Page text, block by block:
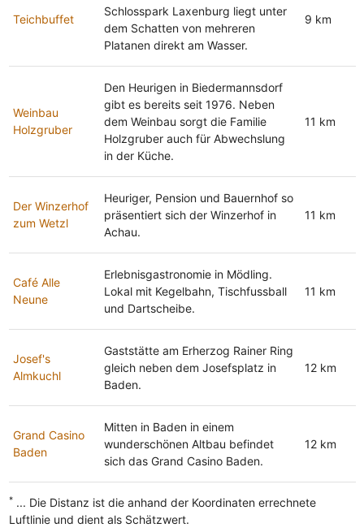
Teichbuffet
Schlosspark Laxenburg liegt unter
dem Schatten von mehreren
Platanen direkt am Wasser.
9 km
Weinbau
Holzgruber
Den Heurigen in Biedermannsdorf
gibt es bereits seit 1976. Neben
dem Weinbau sorgt die Familie
Holzgruber auch für Abwechslung
in der Küche.
11 km
Der Winzerhof
zum Wetzl
Heuriger, Pension und Bauernhof so
präsentiert sich der Winzerhof in
Achau.
11 km
Café Alle
Neune
Erlebnisgastronomie in Mödling.
Lokal mit Kegelbahn, Tischfussball
und Dartscheibe.
11 km
Josef's
Almkuchl
Gaststätte am Erherzog Rainer Ring
gleich neben dem Josefsplatz in
Baden.
12 km
Grand Casino
Baden
Mitten in Baden in einem
wunderschönen Altbau befindet
sich das Grand Casino Baden.
12 km
*... Die Distanz ist die anhand der Koordinaten errechnete
Luftlinie und dient als Schätzwert.